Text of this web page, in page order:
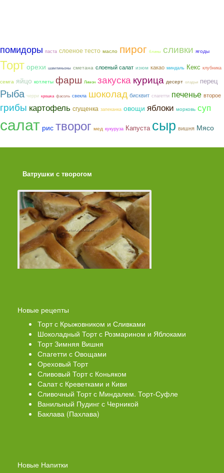
помидоры паста слоеное тесто масло пирог блины сливки ягоды
Торт орехи шампиньоны сметана слоеный салат изюм какао миндаль Кекс клубника
семга яйцо котлеты фарш Лимон закускакурица десерт оладьи перец
Рыба черри крошка фасоль свекла шоколад бисквит спагетти печенье второе
грибы картофель сгущенка запеканка овощи яблоки морковь суп
салат рис творог мед кукуруза Капуста сыр вишня Мясо
Ватрушки с творогом
Новые рецепты
Торт с Крыжовником и Сливками
Шоколадный Торт с Розмарином и Яблоками
Торт Зимняя Вишня
Спагетти с Овощами
Ореховый Торт
Сливовый Торт с Коньяком
Салат с Креветками и Киви
Сливочный Торт с Миндалем. Торт-Суфле
Ванильный Пудинг с Черникой
Баклава (Пахлава)
Новые Напитки